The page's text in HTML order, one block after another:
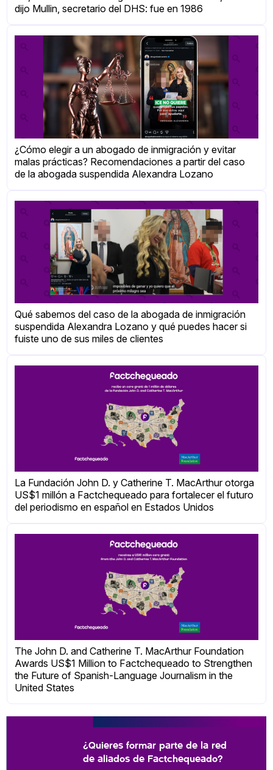
dijo Mullin, secretario del DHS: fue en 1986
¿Cómo elegir a un abogado de inmigración y evitar
malas prácticas? Recomendaciones a partir del caso
de la abogada suspendida Alexandra Lozano
Qué sabemos del caso de la abogada de inmigración
suspendida Alexandra Lozano y qué puedes hacer si
fuiste uno de sus miles de clientes
La Fundación John D. y Catherine T. MacArthur otorga
US$1 millón a Factchequeado para fortalecer el futuro
del periodismo en español en Estados Unidos
The John D. and Catherine T. MacArthur Foundation
Awards US$1 Million to Factchequeado to Strengthen
the Future of Spanish-Language Journalism in the
United States
¿Quieres formar parte de la red
de aliados de Factchequeado?